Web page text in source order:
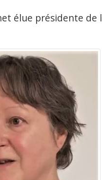
élue présidente